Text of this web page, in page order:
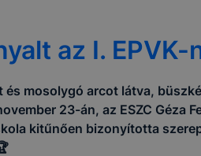
az I. EPVK-
és mosolygó arcot látva,
23-án, az ESZC Géza
kitűnően bizonyította